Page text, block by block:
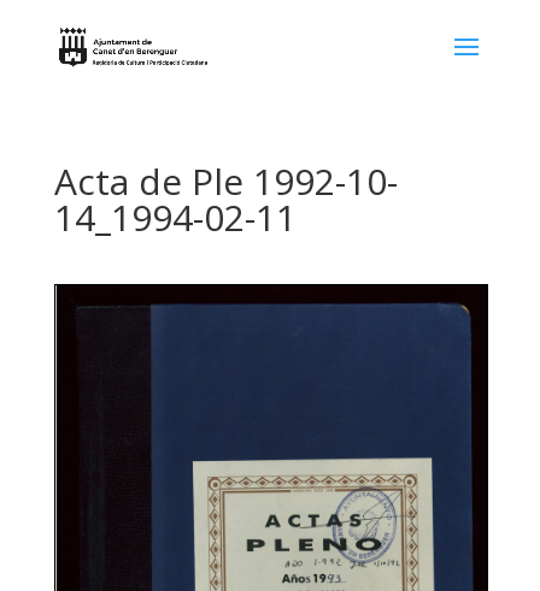
Acta de Ple 1992-10-
14_1994-02-11